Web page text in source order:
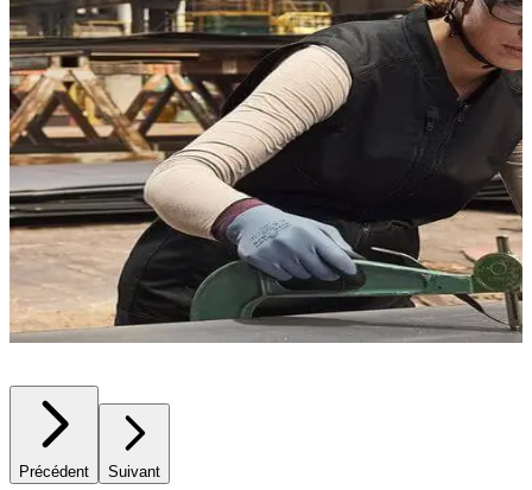
Précédent Suivant